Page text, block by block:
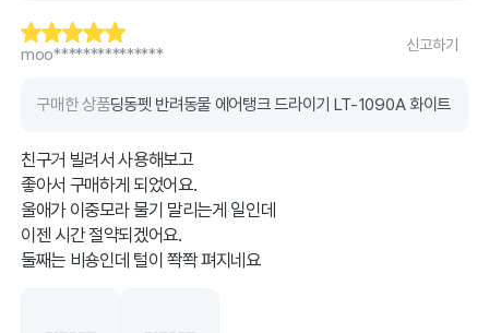
moo***************
신고하기
구매한 상품딩동펫 반려동물 에어탱크 드라이기 LT-1090A 화이트
친구거 빌려서 사용해보고
좋아서 구매하게 되었어요.
울애가 이중모라 물기 말리는게 일인데
이젠 시간 절약되겠어요.
둘째는 비숑인데 털이 쫙쫙 펴지네요